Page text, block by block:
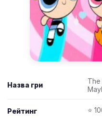
Назва гри
The
Рейтинг ⭐